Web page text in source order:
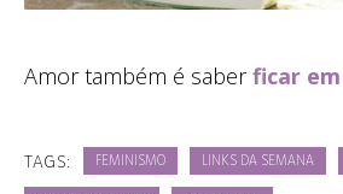
Amor também é saberficar
TAGS: FEMINISMO LINKS DA SEMANA